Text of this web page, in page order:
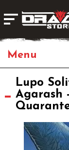
Giochi da Tavolo
Giochi di Ruolo
Librigame
Lupo
Agarash